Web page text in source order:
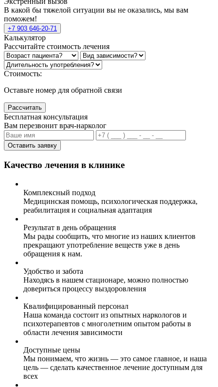
В какой бы тяжелой ситуации вы не оказались, мы вам
поможем!
+7 903 646-20-71
Калькулятор
Рассчитайте стоимость лечения
Стоимость:
Оставьте номер для обратной связи
Рассчитать
Бесплатная консультация
Вам перезвонит врач-нарколог
Оставить заявку
Качество лечения в клинике
Комплексный подход
Медицинская помощь, психологическая поддержка,
реабилитация и социальная адаптация
Результат в день обращения
Мы рады сообщить, что многие из наших клиентов
прекращают употребление веществ уже в день
обращения к нам.
Удобство и забота
Находясь в нашем стационаре, можно полностью
довериться процессу выздоровления
Квалифицированный персонал
Наша команда состоит из опытных наркологов и
психотерапевтов с многолетним опытом работы в
области лечения зависимости
Доступные цены
Мы понимаем, что жизнь — это самое главное, и наша
цель — сделать качественное лечение доступным для
всех